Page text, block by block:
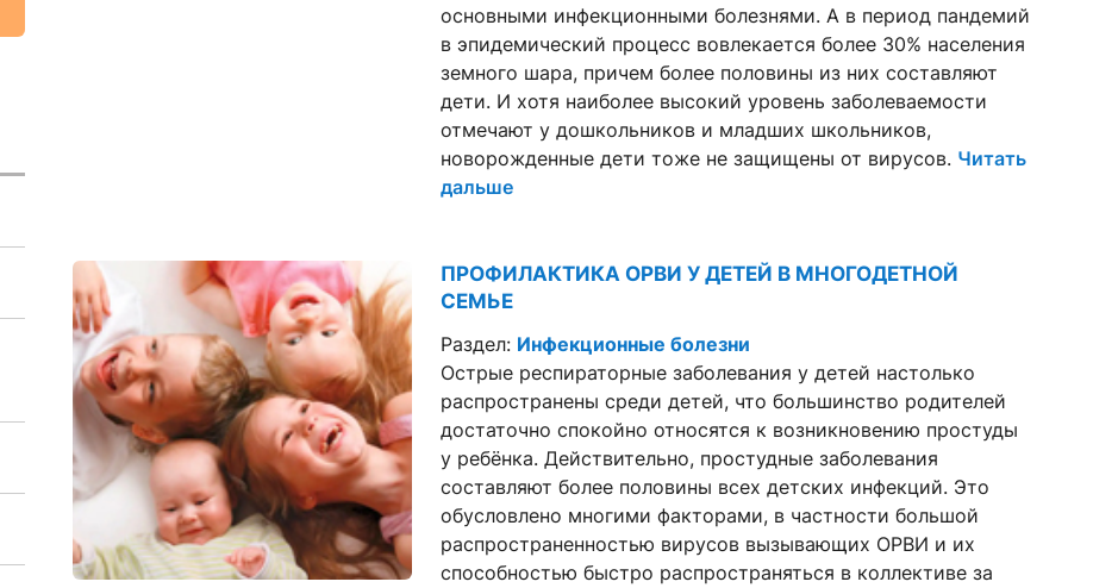
основными инфекционными болезнями. А в период пандемий
в эпидемический процесс вовлекается более 30% населения
земного шара, причем более половины из них составляют
дети. И хотя наиболее высокий уровень заболеваемости
отмечают у дошкольников и младших школьников,
новорожденные дети тоже не защищены от вирусов. Читать
дальше
ПРОФИЛАКТИКА ОРВИ У ДЕТЕЙ В МНОГОДЕТНОЙ
СЕМЬЕ
Раздел: Инфекционные болезни
Острые респираторные заболевания у детей настолько
распространены среди детей, что большинство родителей
достаточно спокойно относятся к возникновению простуды
у ребёнка. Действительно, простудные заболевания
составляют более половины всех детских инфекций. Это
обусловлено многими факторами, в частности большой
распространенностью вирусов вызывающих ОРВИ и их
способностью быстро распространяться в коллективе за